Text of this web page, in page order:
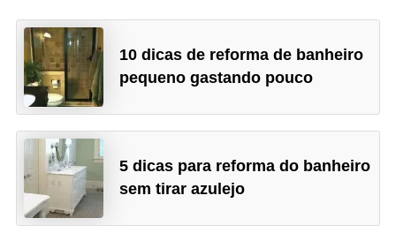
10 dicas de reforma de banheiro
pequeno gastando pouco
5 dicas para reforma do banheiro
sem tirar azulejo